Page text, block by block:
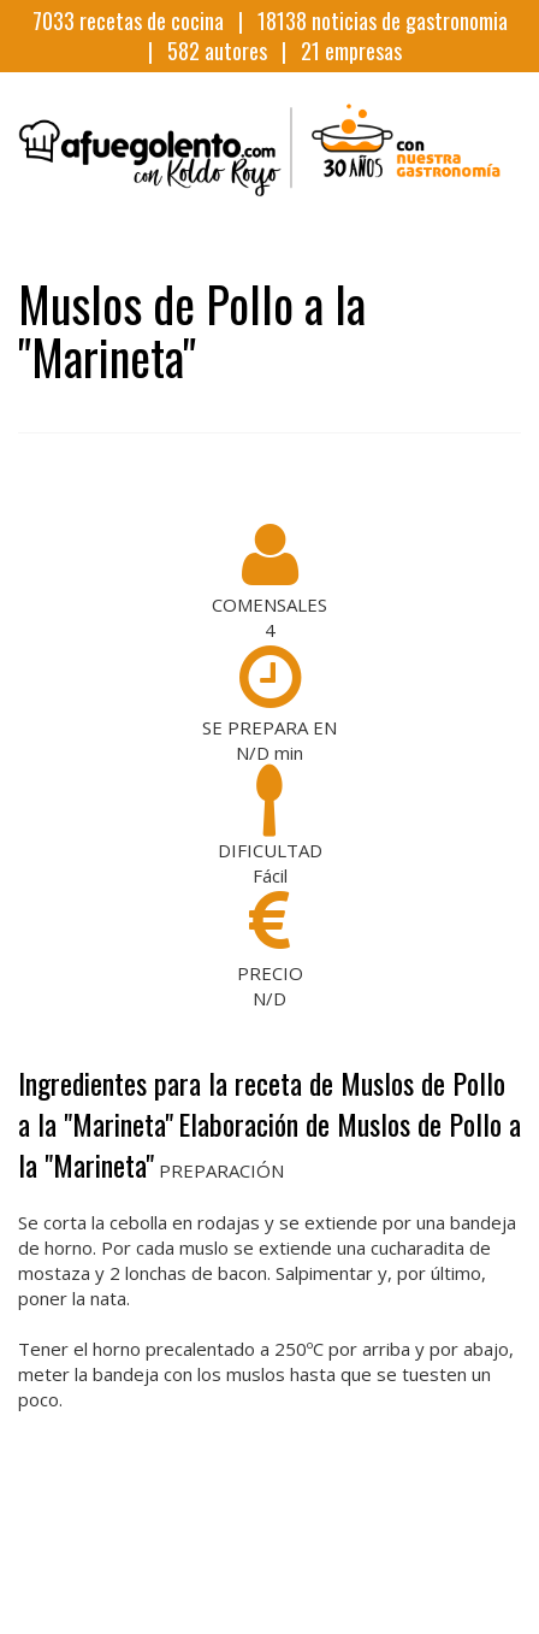
7033 recetas de cocina | 18138 noticias de gastronomia
| 582 autores | 21 empresas
Muslos de Pollo a la
"Marineta"
COMENSALES
4
SE PREPARA EN
N/D min
DIFICULTAD
Fácil
PRECIO
N/D
Ingredientes para la receta de Muslos de Pollo
a la "Marineta"Elaboración de Muslos de Pollo a
la "Marineta" PREPARACIÓN
Se corta la cebolla en rodajas y se extiende por una bandeja
de horno. Por cada muslo se extiende una cucharadita de
mostaza y 2 lonchas de bacon. Salpimentar y, por último,
poner la nata.
Tener el horno precalentado a 250ºC por arriba y por abajo,
meter la bandeja con los muslos hasta que se tuesten un
poco.